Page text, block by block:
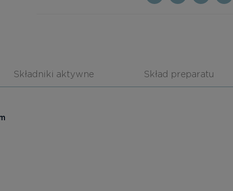
Składniki aktywne Skład preparatu